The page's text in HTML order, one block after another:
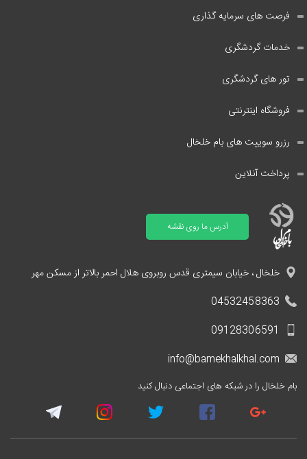
فرصت های سرمایه گذاری
خدمات گردشگری
تور های گردشگری
فروشگاه اینترنتی
رزرو سوییت های بام خلخال
پرداخت آنلاین
آدرس ما روی نقشه
خلخال ، خیابان سیمتری قدس روبروی هلال احمر بالاتر از مسکن مهر
04532458363
09128306591
info@bamekhalkhal.com
بام خلخال را در شبکه های اجتماعی دنبال کنید